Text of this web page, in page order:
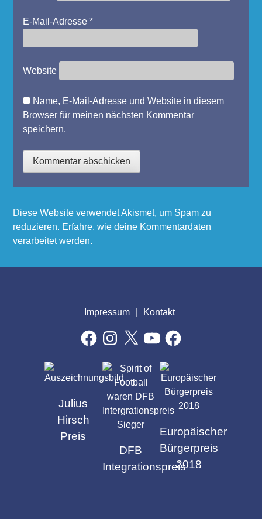
E-Mail-Adresse*
Website
Name, E-Mail-Adresse und Website in diesem
Browser für meinen nächsten Kommentar
speichern.
Diese Website verwendet Akismet, um Spam zu
reduzieren. Erfahre, wie deine Kommentardaten
verarbeitet werden.
Impressum Kontakt
FacebookInstagram
X YouTubeFacebook
AUSZEICHNUNGEN
Julius
Hirsch
Preis
DFB
Integrationspreis
Europäischer
Bürgerpreis
2018